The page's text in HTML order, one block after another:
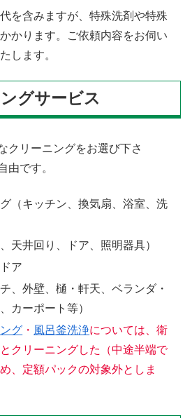
を含みますが、特殊洗剤や特殊
かります。ご依頼内容をお伺い
します。
グサービス
クリーニングをお選び下さ
由です。
（キッチン、換気扇、浴室、洗
天井回り、ドア、照明器具）
ア
、外壁、樋・軒天、ベランダ・
カーポート等）
グ ・ 風呂釜洗浄については、衛
クリーニングした（中途半端で
、定額パックの対象外としま